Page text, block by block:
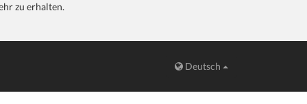
zu erhalten.
Deutsch